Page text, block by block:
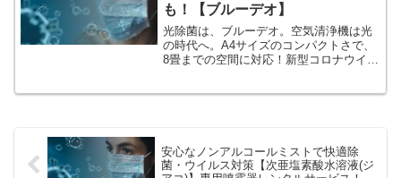
も！【ブルーデオ】
光除菌は、ブルーデオ。空気清浄機は光
の時代へ。A4サイズのコンパクトさで、
8畳までの空間に対応！新型コロナウイル
安心なノンアルコールミストで快適除
菌・ウイルス対策【次亜塩素酸水溶液(ジ